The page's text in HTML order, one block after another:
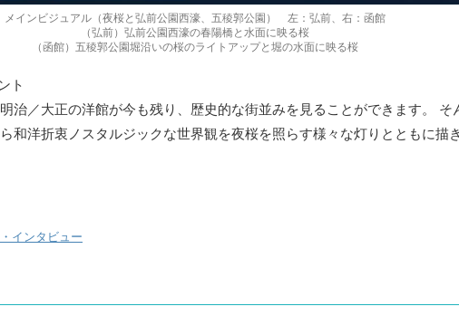
メインビジュアル（夜桜と弘前公園西濠、五稜郭公園） 左：弘前、右：函館
（弘前）弘前公園西濠の春陽橋と水面に映る桜
（函館）五稜郭公園堀沿いの桜のライトアップと堀の水面に映る桜
ト
治／大正の洋館が今も残り、歴史的な街並みを見ることができます。 そ
和洋折衷ノスタルジックな世界観を夜桜を照らす様々な灯りとともに描
インタビュー